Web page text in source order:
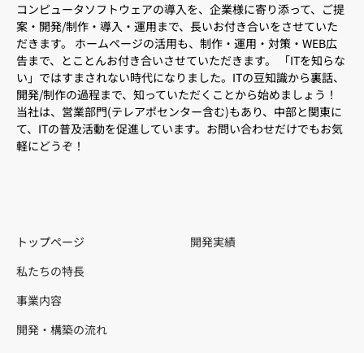
コンピュータソフトウェアの導入を、企業様に寄り添って、ご提
案・開発/制作・導入・運用まで、長いお付き合いをさせていた
だきます。 ホームページの活用も、制作・運用・対策・WEB広
告まで、とことんお付き合いさせていただきます。 「ITを知らな
い」ではすまされない時代になりました。ITの豆知識から裏話、
開発/制作の過程まで、知っていただくことから始めましょう！
当社は、営業部門(テレアポセンター含む)もあり、中部と関東に
て、ITの普及活動を促進しています。お問い合わせだけでもお気
軽にどうぞ！
トップページ
私たちの特長
事業内容
開発・構築の流れ
開発実績